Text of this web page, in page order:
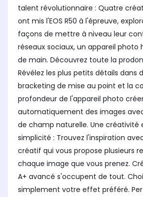
talent révolutionnaire : Quatre
ont mis l'EOS R50 à l'épreuve,
façons de mettre à niveau leur
réseaux sociaux, un appareil photo
de main. Découvrez toute la
Révélez les plus petits détails dans
bracketing de mise au point et la
profondeur de l'appareil photo
automatiquement des images
de champ naturelle. Une créativité
simplicité : Trouvez l'inspiration
créatif qui vous propose plusieurs
chaque image que vous prenez.
A+ avancé s'occupent de tout.
simplement votre effet préféré.